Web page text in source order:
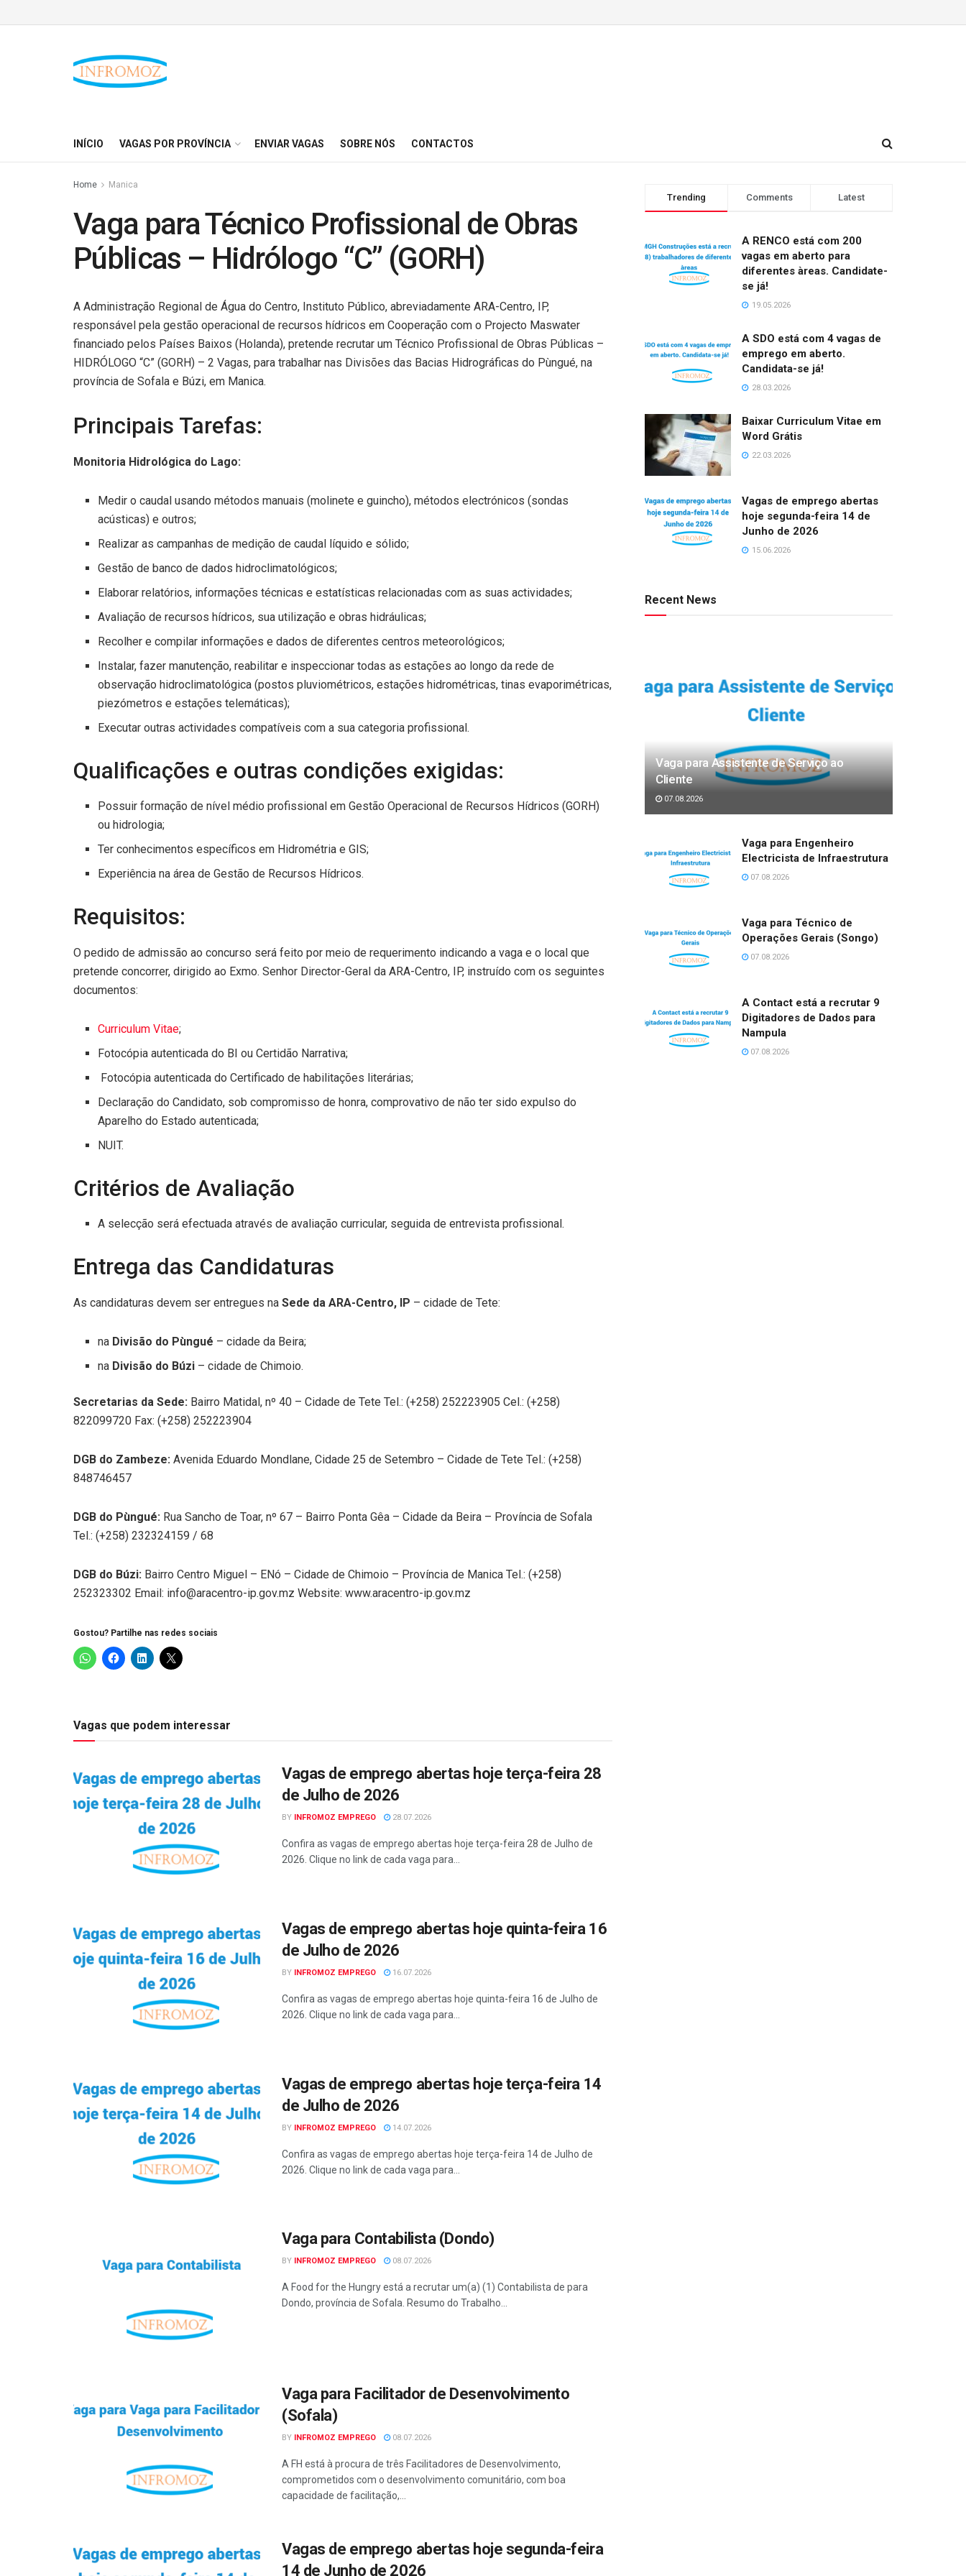
INÍCIO VAGAS POR PROVÍNCIA ENVIAR VAGAS SOBRE NÓS CONTACTOS
Home Manica
Vaga para Técnico Profissional de Obras
Públicas – Hidrólogo “C” (GORH)
A Administração Regional de Água do Centro, Instituto Público, abreviadamente ARA-Centro, IP,
responsável pela gestão operacional de recursos hídricos em Cooperação com o Projecto Maswater
financiado pelos Países Baixos (Holanda), pretende recrutar um Técnico Profissional de Obras Públicas –
HIDRÓLOGO “C” (GORH) – 2 Vagas, para trabalhar nas Divisões das Bacias Hidrográficas do Pùngué, na
província de Sofala e Búzi, em Manica.
Principais Tarefas:
Monitoria Hidrológica do Lago:
Medir o caudal usando métodos manuais (molinete e guincho), métodos electrónicos (sondas
acústicas) e outros;
Realizar as campanhas de medição de caudal líquido e sólido;
Gestão de banco de dados hidroclimatológicos;
Elaborar relatórios, informações técnicas e estatísticas relacionadas com as suas actividades;
Avaliação de recursos hídricos, sua utilização e obras hidráulicas;
Recolher e compilar informações e dados de diferentes centros meteorológicos;
Instalar, fazer manutenção, reabilitar e inspeccionar todas as estações ao longo da rede de
observação hidroclimatológica (postos pluviométricos, estações hidrométricas, tinas evaporimétricas,
piezómetros e estações telemáticas);
Executar outras actividades compatíveis com a sua categoria profissional.
Qualificações e outras condições exigidas:
Possuir formação de nível médio profissional em Gestão Operacional de Recursos Hídricos (GORH)
ou hidrologia;
Ter conhecimentos específicos em Hidrométria e GIS;
Experiência na área de Gestão de Recursos Hídricos.
Requisitos:
O pedido de admissão ao concurso será feito por meio de requerimento indicando a vaga e o local que
pretende concorrer, dirigido ao Exmo. Senhor Director-Geral da ARA-Centro, IP, instruído com os seguintes
documentos:
Curriculum Vitae;
Fotocópia autenticada do BI ou Certidão Narrativa;
Fotocópia autenticada do Certificado de habilitações literárias;
Declaração do Candidato, sob compromisso de honra, comprovativo de não ter sido expulso do
Aparelho do Estado autenticada;
NUIT.
Critérios de Avaliação
A selecção será efectuada através de avaliação curricular, seguida de entrevista profissional.
Entrega das Candidaturas
As candidaturas devem ser entregues na Sede da ARA-Centro, IP – cidade de Tete:
na Divisão do Pùngué – cidade da Beira;
na Divisão do Búzi – cidade de Chimoio.
Secretarias da Sede: Bairro Matidal, nº 40 – Cidade de Tete Tel.: (+258) 252223905 Cel.: (+258)
822099720 Fax: (+258) 252223904
DGB do Zambeze: Avenida Eduardo Mondlane, Cidade 25 de Setembro – Cidade de Tete Tel.: (+258)
848746457
DGB do Pùngué: Rua Sancho de Toar, nº 67 – Bairro Ponta Gêa – Cidade da Beira – Província de Sofala
Tel.: (+258) 232324159 / 68
DGB do Búzi: Bairro Centro Miguel – ENó – Cidade de Chimoio – Província de Manica Tel.: (+258)
252323302 Email: info@aracentro-ip.gov.mz Website: www.aracentro-ip.gov.mz
Gostou? Partilhe nas redes sociais
Vagas que podem interessar
Vagas de emprego abertas hoje terça-feira 28
de Julho de 2026
BY INFROMOZ EMPREGO 28.07.2026
Confira as vagas de emprego abertas hoje terça-feira 28 de Julho de
2026. Clique no link de cada vaga para...
Vagas de emprego abertas hoje quinta-feira 16
de Julho de 2026
BY INFROMOZ EMPREGO 16.07.2026
Confira as vagas de emprego abertas hoje quinta-feira 16 de Julho de
2026. Clique no link de cada vaga para...
Vagas de emprego abertas hoje terça-feira 14
de Julho de 2026
BY INFROMOZ EMPREGO 14.07.2026
Confira as vagas de emprego abertas hoje terça-feira 14 de Julho de
2026. Clique no link de cada vaga para...
Vaga para Contabilista (Dondo)
BY INFROMOZ EMPREGO 08.07.2026
A Food for the Hungry está a recrutar um(a) (1) Contabilista de para
Dondo, província de Sofala. Resumo do Trabalho...
Vaga para Facilitador de Desenvolvimento
(Sofala)
BY INFROMOZ EMPREGO 08.07.2026
A FH está à procura de três Facilitadores de Desenvolvimento,
comprometidos com o desenvolvimento comunitário, com boa
capacidade de facilitação,...
Vagas de emprego abertas hoje segunda-feira
14 de Junho de 2026
Trending Comments Latest
A RENCO está com 200
vagas em aberto para
diferentes àreas. Candidate-
se já!
19.05.2026
A SDO está com 4 vagas de
emprego em aberto.
Candidata-se já!
28.03.2026
Baixar Curriculum Vitae em
Word Grátis
22.03.2026
Vagas de emprego abertas
hoje segunda-feira 14 de
Junho de 2026
15.06.2026
Recent News
Vaga para Assistente de Serviço ao
Cliente
07.08.2026
Vaga para Engenheiro
Electricista de Infraestrutura
07.08.2026
Vaga para Técnico de
Operações Gerais (Songo)
07.08.2026
A Contact está a recrutar 9
Digitadores de Dados para
Nampula
07.08.2026